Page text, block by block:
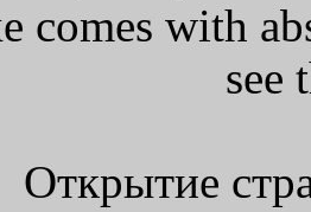
comes with
see
Открытие